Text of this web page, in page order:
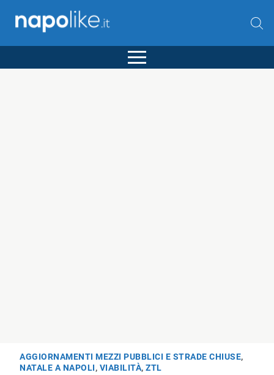
AGGIORNAMENTI MEZZI PUBBLICI E STRADE CHIUSE,
NATALE A NAPOLI, VIABILITÀ,ZTL